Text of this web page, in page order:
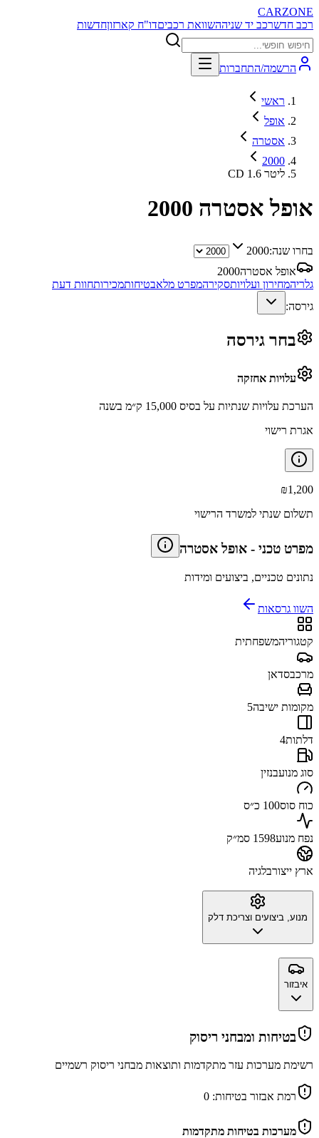
CARZONE
רכב חדשרכב יד שניההשוואת רכביםדו"ח קארזוןחדשות
הרשמה/התחברות
ראשי
אופל
אסטרה
2000
CD 1.6 ליטר
אופל אסטרה 2000
בחרו שנה:2000
אופל אסטרה2000
גלריהמחירון ועלויותסקירהמפרט מלאבטיחותמכירותחוות דעת
גירסה:
בחר גירסה
עלויות אחזקה
הערכת עלויות שנתיות על בסיס 15,000 ק״מ בשנה
אגרת רישוי
₪1,200
תשלום שנתי למשרד הרישוי
מפרט טכני - אופל אסטרה
נתונים טכניים, ביצועים ומידות
השוו גרסאות
קטגוריהמשפחתית
מרכבסדאן
מקומות ישיבה5
דלתות4
סוג מנועבנזין
כוח סוס100 כ״ס
נפח מנוע1598 סמ״ק
ארץ ייצורבלגיה
מנוע, ביצועים וצריכת דלק
איבזור
בטיחות ומבחני ריסוק
רשימת מערכות עזר מתקדמות ותוצאות מבחני ריסוק רשמיים
רמת אבזור בטיחות: 0
מערכות בטיחות מתקדמות